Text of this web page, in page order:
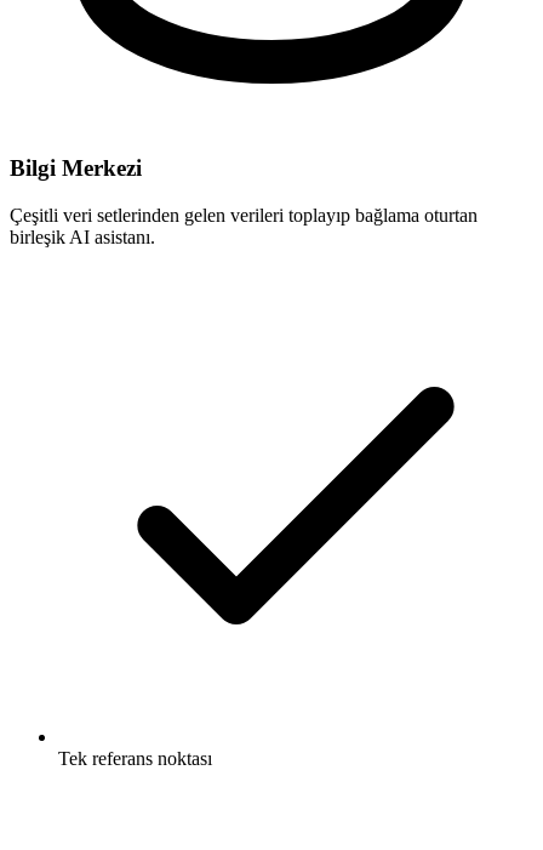
Bilgi Merkezi
Çeşitli veri setlerinden gelen verileri toplayıp bağlama oturtan
birleşik AI asistanı.
Tek referans noktası